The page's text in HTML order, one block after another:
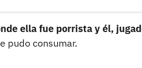
ella fue porrista y él,
pudo consumar.